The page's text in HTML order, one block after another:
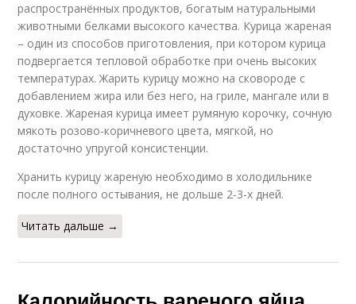
распространённых продуктов, богатым натуральными
животными белками высокого качества. Курица жареная
– один из способов приготовления, при котором курица
подвергается тепловой обработке при очень высоких
температурах. Жарить курицу можно на сковороде с
добавлением жира или без него, на гриле, мангале или в
духовке. Жареная курица имеет румяную корочку, сочную
мякоть розово-коричневого цвета, мягкой, но
достаточно упругой консистенции.
Хранить курицу жареную необходимо в холодильнике
после полного остывания, не дольше 2-3-х дней.
Читать дальше →